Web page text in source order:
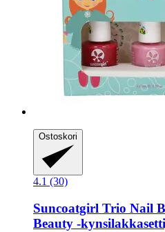
Ostoskori
4.1 (30)
Suncoatgirl Trio Nail
Beauty -​